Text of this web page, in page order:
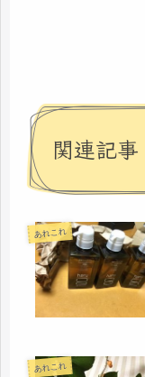
関連記事
あれこれ
あれこれ